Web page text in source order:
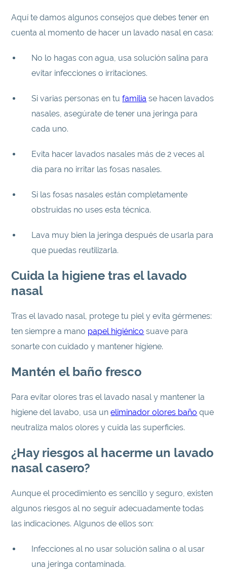
Aquí te damos algunos consejos que debes tener en
cuenta al momento de hacer un lavado nasal en casa:
No lo hagas con agua, usa solución salina para
evitar infecciones o irritaciones.
Si varias personas en tufamilia se hacen lavados
nasales, asegúrate de tener una jeringa para
cada uno.
Evita hacer lavados nasales más de 2 veces al
día para no irritar las fosas nasales.
Si las fosas nasales están completamente
obstruidas no uses esta técnica.
Lava muy bien la jeringa después de usarla para
que puedas reutilizarla.
Cuida la higiene tras el lavado
nasal
Tras el lavado nasal, protege tu piel y evita gérmenes:
ten siempre a mano papel higiénico suave para
sonarte con cuidado y mantener higiene.
Mantén el baño fresco
Para evitar olores tras el lavado nasal y mantener la
higiene del lavabo, usa uneliminador olores baño que
neutraliza malos olores y cuida las superficies.
¿Hay riesgos al hacerme un lavado
nasal casero?
Aunque el procedimiento es sencillo y seguro, existen
algunos riesgos al no seguir adecuadamente todas
las indicaciones. Algunos de ellos son:
Infecciones al no usar solución salina o al usar
una jeringa contaminada.